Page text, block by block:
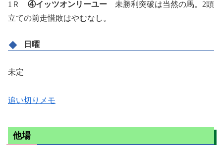
1Ｒ ④イッツオンリーユー 未勝利突破は当然の馬。2頭
立ての前走惜敗はやむなし。
日曜
未定
追い切りメモ
他場